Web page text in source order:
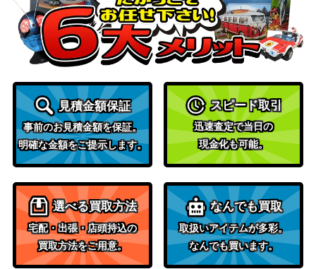
コイキング（AR）【SV1a
080/073】
レット
（トリプレットビー
ト）
3,800
ピカチュウ（だいすきクラ
ブプロモ）
LEGEND
（プロモカード）
センパイとコウハイ（S
R）【XY5 077/070】
XY・XY BREAK
（ガイアボルケーノ）
37,500
ミツバ（PROMO）【157/
S-P】
ソード&シールド
（一撃マスター/連撃マ
スター）
300
ウガツホムラex（SAR）
【SV5K 093/071】
スカーレット＆バイオ
（ワイルドフォース）
1,200
モルペコV（SR）【S1H 0 ソード&シールド
200
見積金額保証
事前のお見積金額を保証。
明確な金額をご提示します。
スピード取引
迅速査定で当日の
現金化も可能。
選べる買取方法
宅配・出張・店頭持込の
買取方法をご用意。
なんでも買取
取扱いアイテムが多彩。
なんでも買います。